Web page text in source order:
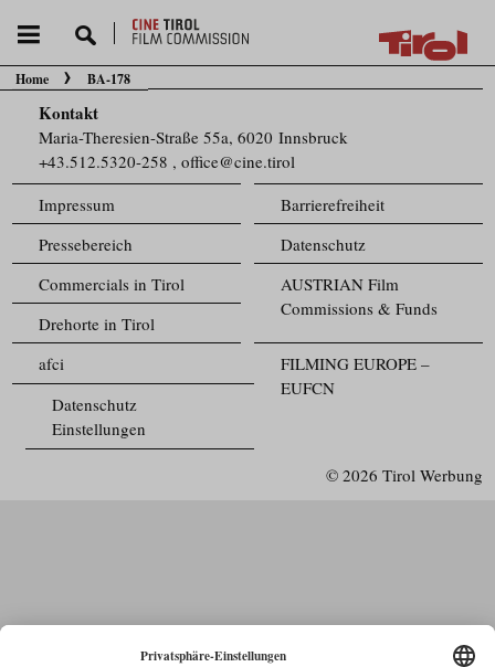
Sie befinden sich hier:
Home BA-178
Kontakt
Maria-Theresien-Straße 55a, 6020 Innsbruck
+43.512.5320-258 ,office@cine.tirol
Impressum
Barrierefreiheit
Pressebereich
Datenschutz
Commercials in Tirol
AUSTRIAN Film
Commissions & Funds
Drehorte in Tirol
FILMING EUROPE –
EUFCN
afci
Datenschutz
Einstellungen
© 2026 Tirol Werbung